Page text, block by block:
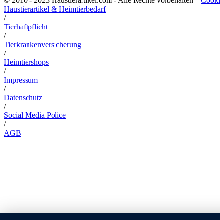
Haustierartikel & Heimtierbedarf
/
Tierhaftpflicht
/
Tierkrankenversicherung
/
Heimtiershops
/
Impressum
/
Datenschutz
/
Social Media Police
/
AGB